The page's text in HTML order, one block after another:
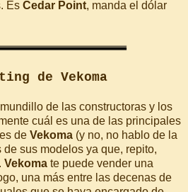
Es Cedar Point, manda el dólar
de Vekoma
de las constructoras y los
cuál es una de las principales
de Vekoma (y no, no hablo de la
sus modelos ya que, repito,
Vekoma te puede vender una
una más entre las decenas de